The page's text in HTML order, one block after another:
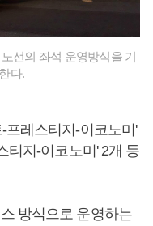
선의 좌석 운영방식을 기
다.
프레스티지-이코노미'
티지-이코노미' 2개 등
방식으로 운영하는